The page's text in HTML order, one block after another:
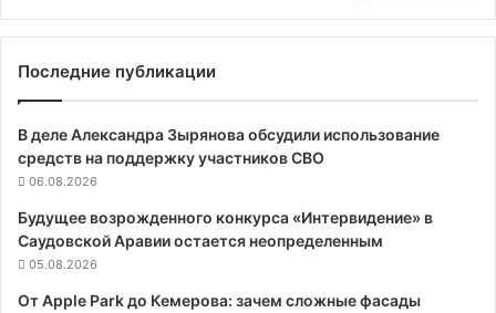
Последние публикации
В деле Александра Зырянова обсудили использование
средств на поддержку участников СВО
06.08.2026
Будущее возрожденного конкурса «Интервидение» в
Саудовской Аравии остается неопределенным
05.08.2026
От Apple Park до Кемерова: зачем сложные фасады